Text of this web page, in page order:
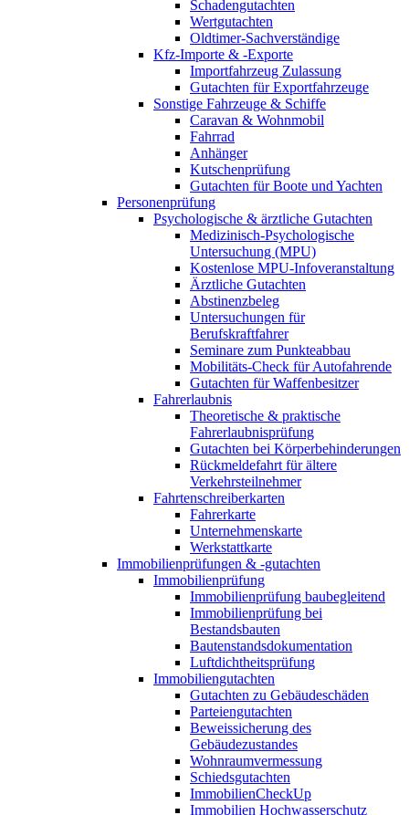
Schadengutachten
Wertgutachten
Oldtimer-Sachverständige
Kfz-Importe & -Exporte
Importfahrzeug Zulassung
Gutachten für Exportfahrzeuge
Sonstige Fahrzeuge & Schiffe
Caravan & Wohnmobil
Fahrrad
Anhänger
Kutschenprüfung
Gutachten für Boote und Yachten
Personenprüfung
Psychologische & ärztliche Gutachten
Medizinisch-Psychologische
Untersuchung (MPU)
Kostenlose MPU-Infoveranstaltung
Ärztliche Gutachten
Abstinenzbeleg
Untersuchungen für
Berufskraftfahrer
Seminare zum Punkteabbau
Mobilitäts-Check für Autofahrende
Gutachten für Waffenbesitzer
Fahrerlaubnis
Theoretische & praktische
Fahrerlaubnisprüfung
Gutachten bei Körperbehinderungen
Rückmeldefahrt für ältere
Verkehrsteilnehmer
Fahrtenschreiberkarten
Fahrerkarte
Unternehmenskarte
Werkstattkarte
Immobilienprüfungen & -gutachten
Immobilienprüfung
Immobilienprüfung baubegleitend
Immobilienprüfung bei
Bestandsbauten
Bautenstandsdokumentation
Luftdichtheitsprüfung
Immobiliengutachten
Gutachten zu Gebäudeschäden
Parteiengutachten
Beweissicherung des
Gebäudezustandes
Wohnraumvermessung
Schiedsgutachten
ImmobilienCheckUp
Immobilien Hochwasserschutz